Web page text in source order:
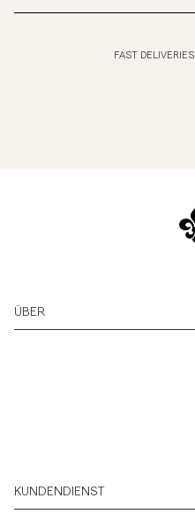
FAST DELIVERIES
ÜBER
KUNDENDIENST